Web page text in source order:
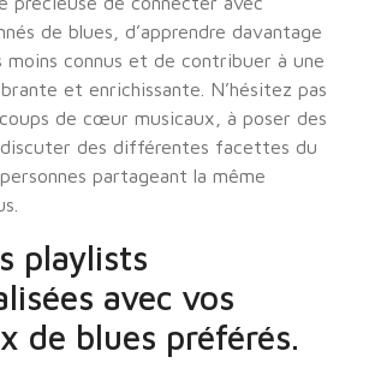
de blues, d’apprendre davantage
moins connus et de contribuer à une
et enrichissante. N’hésitez pas
de cœur musicaux, à poser des
des différentes facettes du
partageant la même
playlists
avec vos
de blues préférés.